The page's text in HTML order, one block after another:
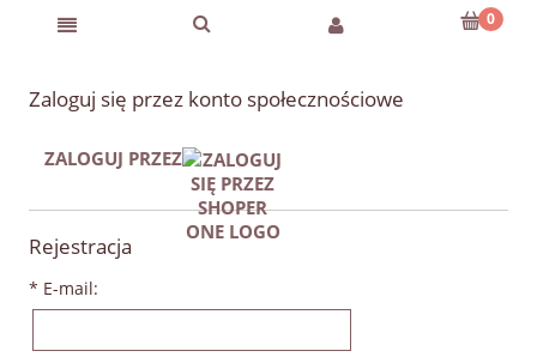
Zaloguj się przez konto społecznościowe
ZALOGUJ PRZEZ
Rejestracja
* E-mail: